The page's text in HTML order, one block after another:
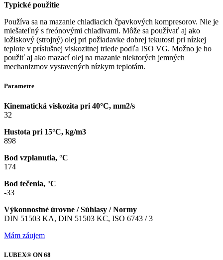
Typické použitie
Používa sa na mazanie chladiacich čpavkových kompresorov. Nie je
miešateľný s freónovými chladivami. Môže sa používať aj ako
ložiskový (strojný) olej pri požiadavke dobrej tekutosti pri nízkej
teplote v príslušnej viskozitnej triede podľa ISO VG. Možno je ho
použiť aj ako mazací olej na mazanie niektorých jemných
mechanizmov vystavených nízkym teplotám.
Parametre
Kinematická viskozita pri 40°C, mm2/s
32
Hustota pri 15°C, kg/m3
898
Bod vzplanutia, °C
174
Bod tečenia, °C
-33
Výkonnostné úrovne / Súhlasy / Normy
DIN 51503 KA, DIN 51503 KC, ISO 6743 / 3
Mám záujem
LUBEX® ON 68